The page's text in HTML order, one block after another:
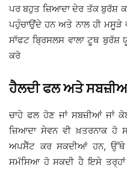
ਪਰ ਬਹੁਤ ਜ਼ਿਆਦਾ ਦੇਰ ਤੱਕ ਬੁਰੱਸ਼
ਪਹੁੰਚਾਉਂਦੇ ਹਨ ਅਤੇ ਨਾਲ ਹੀ ਮਸੂੜੇ
ਸਾੱਫਟ ਬ੍ਰਿਸਲਸ ਵਾਲਾ ਟੂਥ
ਕਰੋ
ਹੈਲਦੀ ਫਲ ਅਤੇ
ਚਾਹੇ ਫਲ ਹੋਣ ਜਾਂ ਸਬਜ਼ੀਆਂ ਜਾਂ
ਜ਼ਿਆਦਾ ਸੇਵਨ ਵੀ ਖ਼ਤਰਨਾਕ ਹੋ
ਅਪਸੈੱਟ ਕਰ ਸਕਦੀਆਂ ਹਨ, ਉੱਥੇ
ਸਮੱਸਿਆ ਹੋ ਸਕਦੀ ਹੈ ਇਸੇ